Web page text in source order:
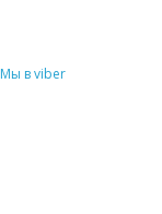
Мы в viber